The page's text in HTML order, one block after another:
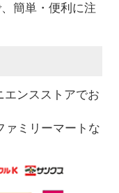
簡単・便利に注
エンスストアでお
ァミリーマートな